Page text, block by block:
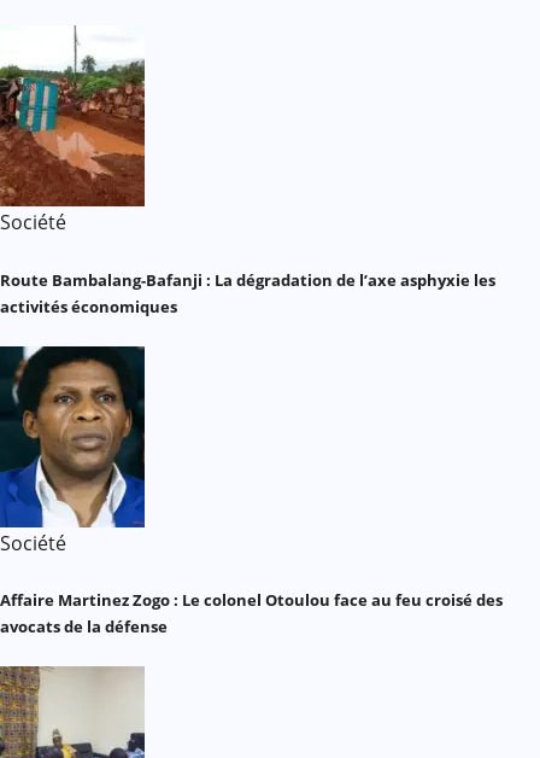
Société
Route Bambalang-Bafanji : La dégradation de l’axe asphyxie les
activités économiques
Société
Affaire Martinez Zogo : Le colonel Otoulou face au feu croisé des
avocats de la défense